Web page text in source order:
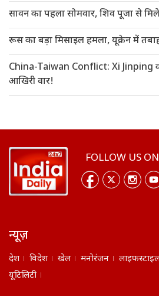
सावन का पहला सोमवार, शिव पूजा से
रूस का बड़ा मिसाइल हमला, यूक्रेन में
China-Taiwan Conflict: Xi Jinping
आखिरी वार!
FOLLOW US ON
न्यूज़
देश विदेश खेल मनोरंजन
यूटिलिटी